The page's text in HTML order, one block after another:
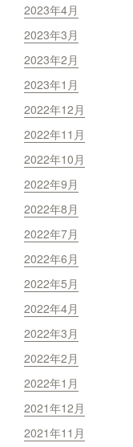
2023年4月
2023年3月
2023年2月
2023年1月
2022年12月
2022年11月
2022年10月
2022年9月
2022年8月
2022年7月
2022年6月
2022年5月
2022年4月
2022年3月
2022年2月
2022年1月
2021年12月
2021年11月